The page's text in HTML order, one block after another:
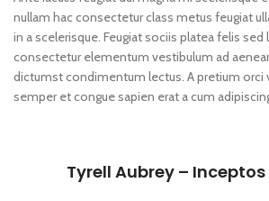
nullam hac consectetur class metus feugiat
in a scelerisque. Feugiat sociis platea felis sed
consectetur elementum vestibulum ad
dictumst condimentum lectus. A pretium orci
semper et congue sapien erat a cum
Tyrell Aubrey –